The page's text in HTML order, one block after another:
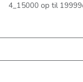
4_15000 op til